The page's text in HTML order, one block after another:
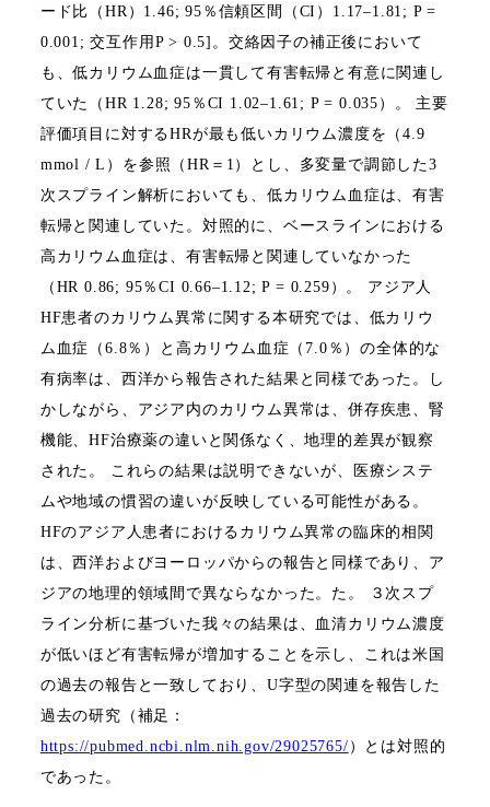
ード比（ HR ） 1.46; 95 ％信頼区間（ CI ） 1.17–1.81; P =
0.001;交互作用 P > 0.5] 。 交絡因子の補正後において
も、低カリウム血症は一貫して有害転帰と有意に関連し
ていた（ HR 1.28; 95 ％ CI 1.02–1.61; P = 0.035 ）。 主要
評価項目に対するHRが最も低いカリウム濃度を（4.9
mmol / L ）を参照（HR ＝ 1 ）とし、多変量で調節した3
次スプライン解析においても、低カリウム血症は、有害
転帰と関連していた。対照的に、ベースラインにおける
高カリウム血症は、有害転帰と関連していなかった
（ HR 0.86; 95％CI 0.66–1.12; P = 0.259 ）。 アジア人
HF患者のカリウム異常に関する本研究では、低カリウ
ム血症（ 6.8％）と高カリウム血症（ 7.0 ％）の全体的な
有病率は、西洋から報告された結果と同様であった。
し
かしながら、アジア内のカリウム異常は、併存疾患、腎
機能、HF治療薬の違いと関係なく、地理的差異が観察
された。
これらの結果は説明できないが、医療システ
ムや地域の慣習の違いが反映している可能性がある。
HFのアジア人患者におけるカリウム異常の臨床的相関
は、西洋およびヨーロッパからの報告と同様であり、ア
ジアの地理的領域間で異ならなかった。た。
３次スプ
ライン分析に基づいた我々の結果は、血清カリウム濃度
が低いほど有害転帰が増加することを示し、これは米国
の過去の報告と一致しており、 U字型の関連を報告した
過去の研究（補足：
https://pubmed.ncbi.nlm.nih.gov/29025765/ ）とは対照的
であった。